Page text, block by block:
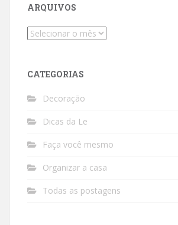
ARQUIVOS
Arquivos
CATEGORIAS
Decoração
Dicas da Le
Faça você mesmo
Organizar a casa
Todas as postagens